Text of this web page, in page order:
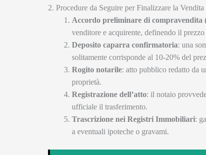
2. Procedure da Seguire per Finalizzare la Vendita
Accordo preliminare di compravendita
venditore e acquirente, definendo il
Deposito caparra confirmatoria: una
solitamente corrisponde al 10-20% del
Rogito notarile: atto pubblico redatto da
proprietà.
Registrazione dell’atto: il notaio
ufficiale il trasferimento.
Trascrizione nei Registri Immobiliari:
a eventuali ipoteche o gravami.